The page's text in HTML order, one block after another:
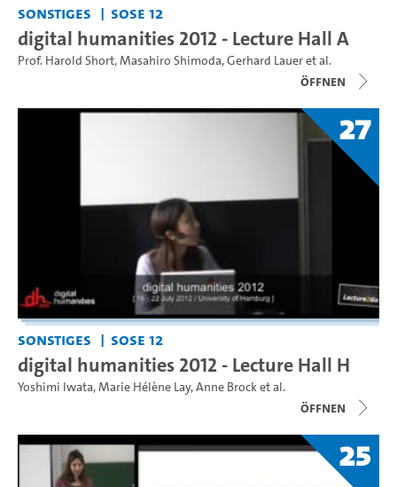
Sonstiges SoSe 12
digital humanities 2012 - Lecture Hall A
Prof. Harold Short,Masahiro Shimoda,Gerhard Laueret al.
Öffnen
27
Sonstiges SoSe 12
digital humanities 2012 - Lecture Hall H
Yoshimi Iwata,Marie Hélène Lay,Anne Brocket al.
Öffnen
25